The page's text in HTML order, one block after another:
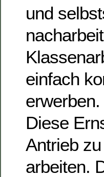
und
einfach
Diese
Antrieb
arbeiten.